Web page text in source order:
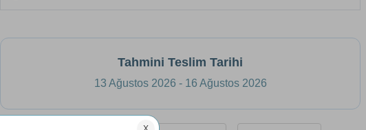
Tahmini Teslim Tarihi
13 Ağustos 2026 - 16 Ağustos 2026